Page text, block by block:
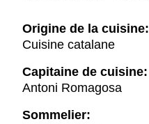
Origine de la cuisine:
Cuisine catalane
Capitaine de cuisine:
Antoni Romagosa
Sommelier: